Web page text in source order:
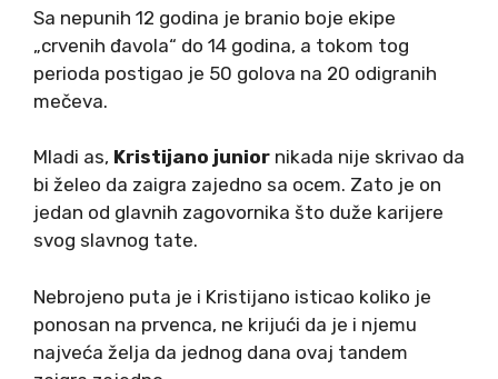
Sa nepunih 12 godina je branio boje ekipe
„crvenih đavola“ do 14 godina, a tokom tog
perioda postigao je 50 golova na 20 odigranih
mečeva.
Mladi as, Kristijano junior nikada nije skrivao da
bi želeo da zaigra zajedno sa ocem. Zato je on
jedan od glavnih zagovornika što duže karijere
svog slavnog tate.
Nebrojeno puta je i Kristijano isticao koliko je
ponosan na prvenca, ne krijući da je i njemu
najveća želja da jednog dana ovaj tandem